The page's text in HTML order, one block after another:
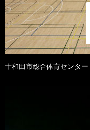
十和田市総合体育センター